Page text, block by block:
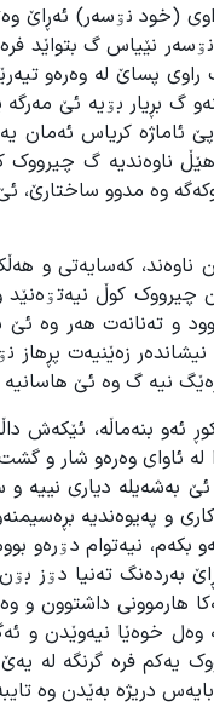
(خود نۊسەر) ئەڕاێ
نێیاس گ بتواێد
راوی پساێ لە وەرەو
گ بڕیار بۊیە ئێ
ئاماژە کریاس
هێڵ ناوەندیە گ
وە مدوو ساختارێ،
کەسایەتی و
کوڵ
و تەنانەت هەر وە
زەێنیەت پڕهاز
نیە گ وە ئێ
ئەو بنەماڵە، ئێکەش
ئاوای وەرەو شار و
دیاری نییە و
و پەیوەندیە
بکەم، نیەتوام
بەردەنگ تەنیا دۊز
هارموونی داشتوون
خوەێا نیەوێدن و
یەکم فرە گرنگە لە
دریژە بەێدن وە